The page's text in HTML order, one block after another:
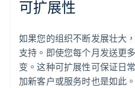
可扩展性
如果您的组织不断发展壮大
支持。即使您每个月发送更
变。这种可扩展性可保证日
加新客户或服务时也是如此。